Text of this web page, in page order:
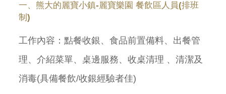
一、熊大的麗寶小鎮-麗寶樂園 餐飲區人員(排班
制)
工作內容：點餐收銀、食品前置備料、出餐管
理、介紹菜單、桌邊服務、收桌清理 、清潔及
消毒(具備餐飲/收銀經驗者佳)